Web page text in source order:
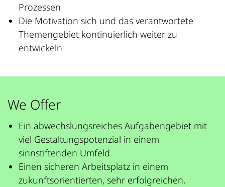
Prozessen
Die Motivation sich und das verantwortete
Themengebiet kontinuierlich weiter zu
entwickeln
We Offer
Ein abwechslungsreiches Aufgabengebiet mit
viel Gestaltungspotenzial in einem
sinnstiftenden Umfeld
Einen sicheren Arbeitsplatz in einem
zukunftsorientierten, sehr erfolgreichen,